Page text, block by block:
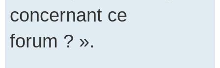
concernant ce
forum ? ».